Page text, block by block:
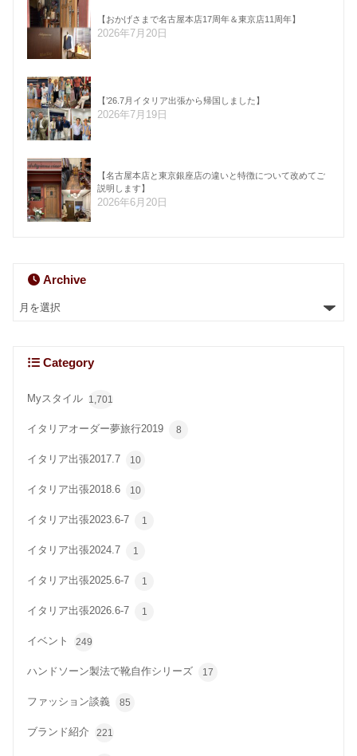
【おかげさまで名古屋本店17周年＆東京店11周年】
2026年7月20日
【’26.7月イタリア出張から帰国しました】
2026年7月19日
【名古屋本店と東京銀座店の違いと特徴について改めてご
説明します】
2026年6月20日
Archive
Category
Myスタイル 1,701
イタリアオーダー夢旅行2019 8
イタリア出張2017.7 10
イタリア出張2018.6 10
イタリア出張2023.6-7 1
イタリア出張2024.7 1
イタリア出張2025.6-7 1
イタリア出張2026.6-7 1
イベント 249
ハンドソーン製法で靴自作シリーズ 17
ファッション談義 85
ブランド紹介 221